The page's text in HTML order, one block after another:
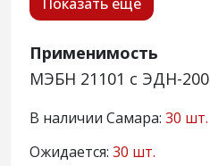
Применимость
МЭБН 21101 с ЭДН-200
В наличии Самара: 30 шт.
Ожидается: 30 шт.